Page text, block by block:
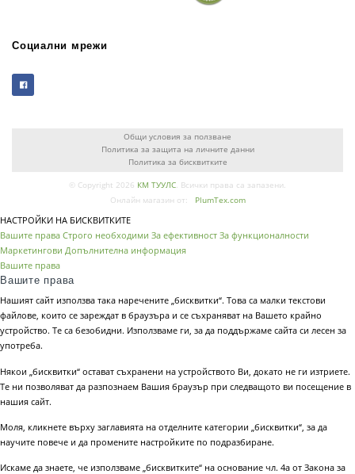
Социални мрежи
Общи условия за ползване
Политика за защита на личните данни
Политика за бисквитките
© Copyright 2026 КМ ТУУЛС. Всички права са запазени.
Онлайн магазин от:
PlumTex.com
НАСТРОЙКИ НА БИСКВИТКИТЕ
Вашите права Строго необходими За ефективност За функционалности
Маркетингови Допълнителна информация
Вашите права
Вашите права
Нашият сайт използва така наречените „бисквитки“. Това са малки текстови
файлове, които се зареждат в браузъра и се съхраняват на Вашето крайно
устройство. Те са безобидни. Използваме ги, за да поддържаме сайта си лесен за
употреба.
Някои „бисквитки“ остават съхранени на устройството Ви, докато не ги изтриете.
Те ни позволяват да разпознаем Вашия браузър при следващото ви посещение в
нашия сайт.
Моля, кликнете върху заглавията на отделните категории „бисквитки“, за да
научите повече и да промените настройките по подразбиране.
Искаме да знаете, че използваме „бисквитките“ на основание чл. 4а от Закона за